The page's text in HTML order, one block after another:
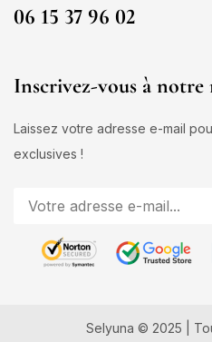
06 15 37 96 02
Inscrivez-vous à notre
Laissez votre adresse e-mail
exclusives !
Selyuna © 2025 |